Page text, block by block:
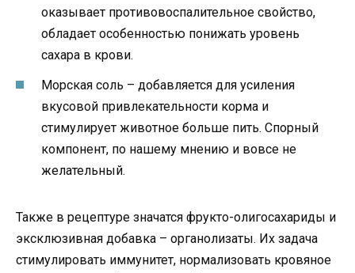
оказывает противовоспалительное свойство,
обладает особенностью понижать уровень
сахара в крови.
Морская соль – добавляется для усиления
вкусовой привлекательности корма и
стимулирует животное больше пить. Спорный
компонент, по нашему мнению и вовсе не
желательный.
Также в рецептуре значатся фрукто-олигосахариды и
эксклюзивная добавка – органолизаты. Их задача
стимулировать иммунитет, нормализовать кровяное